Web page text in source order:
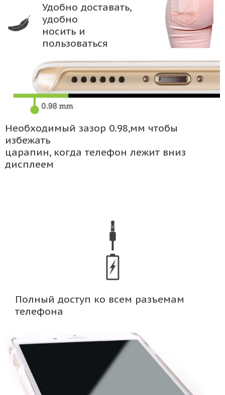
Удобно доставать,
удобно
носить и
пользоваться
Необходимый зазор 0.98,мм чтобы
избежать
царапин, когда телефон лежит вниз
дисплеем
Полный доступ ко всем разъемам
телефона